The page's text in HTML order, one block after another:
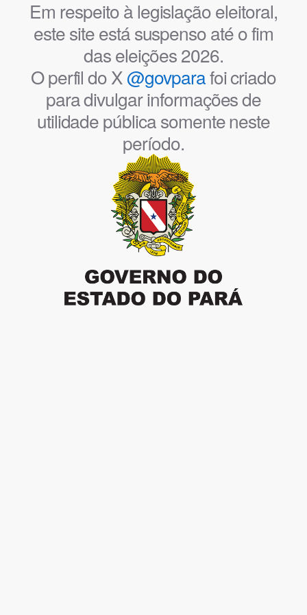
Em respeito à legislação eleitoral,
este site está suspenso até o fim
das eleições 2026.
O perfil do X@govparafoi criado
para divulgar informações de
utilidade pública somente neste
período.